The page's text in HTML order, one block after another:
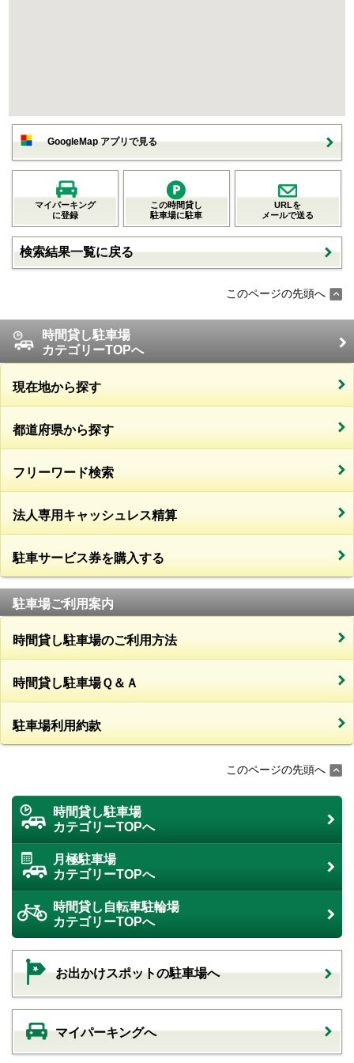
GoogleMap アプリで見る
マイパーキング
に登録
この時間貸し
駐車場に駐車
URLを
メールで送る
検索結果一覧に戻る
このページの先頭へ
時間貸し駐車場
カテゴリーTOPへ
現在地から探す
都道府県から探す
フリーワード検索
法人専用キャッシュレス精算
駐車サービス券を購入する
駐車場ご利用案内
時間貸し駐車場のご利用方法
時間貸し駐車場Ｑ＆Ａ
駐車場利用約款
このページの先頭へ
時間貸し駐車場
カテゴリーTOPへ
月極駐車場
カテゴリーTOPへ
時間貸し自転車駐輪場
カテゴリーTOPへ
お出かけスポットの駐車場へ
マイパーキングへ